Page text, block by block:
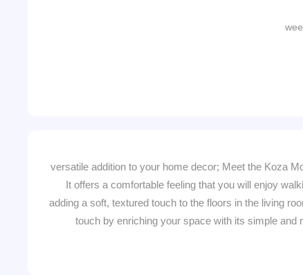
versatile addition to your home decor; Meet the Koza
It offers a comfortable feeling that you will enjoy
adding a soft, textured touch to the floors in the living
touch by enriching your space with its simple